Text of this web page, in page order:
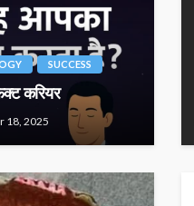
SUCCESS
करियर
18, 2025